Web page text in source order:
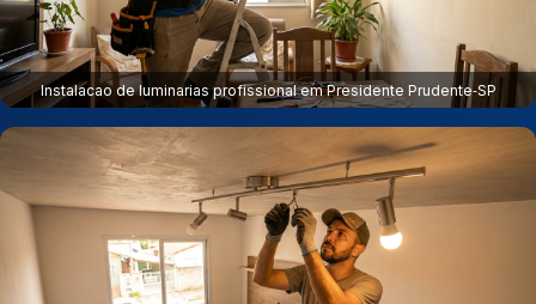
Instalacao de luminarias profissional em Presidente Prudente‑SP